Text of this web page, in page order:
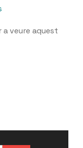
veure aquest